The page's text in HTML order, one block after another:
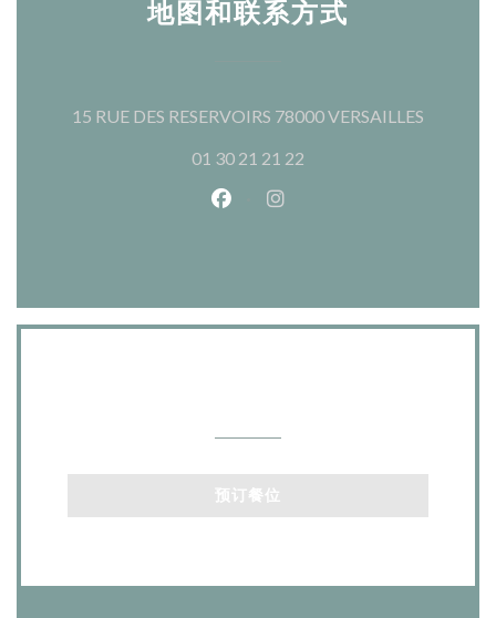
地图和联系方式
15 RUE DES RESERVOIRS 78000 VERSAILLES
01 30 21 21 22
Facebook ((在新窗口中打开))
Instagram ((在新窗口中
预订餐位